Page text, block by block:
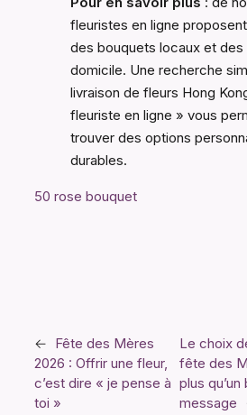
fleuristes en ligne
des bouquets locaux et des
domicile. Une recherche
livraison de fleurs Hong
fleuriste en ligne » vous
trouver des options
durables.
50 rose bouquet
← Fête des Mères
2026 : Offrir une fleur,
c’est dire « je pense à
toi »
Le choix
fête des
plus
message